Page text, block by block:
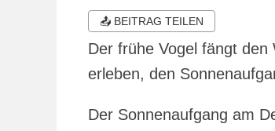
📤 BEITRAG TEILEN
Der frühe Vogel fängt
erleben, den
Der Sonnenaufgang am